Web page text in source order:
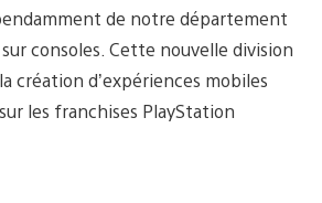
de notre département
consoles. Cette nouvelle division
création d’expériences mobiles
les franchises PlayStation